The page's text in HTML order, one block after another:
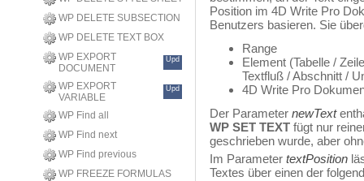
WP DELETE SUBSECTION
WP DELETE TEXT BOX
WP EXPORT
DOCUMENT
Upd
WP EXPORT
VARIABLE
Upd
WP Find all
WP Find next
WP Find previous
WP FREEZE FORMULAS
Position im 4D Write Pro
Benutzers basieren. Sie
Range
Element (Tabelle /
Textfluß / Abschnitt /
4D Write Pro
Der Parameter newText
WP SET TEXT fügt nur
geschrieben wurde, aber
Im Parameter textPosition
Textes über einen der